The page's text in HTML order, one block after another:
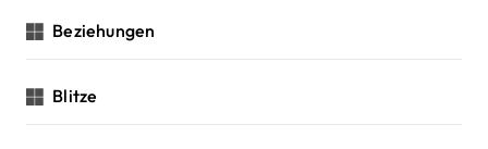
Beziehungen
Blitze